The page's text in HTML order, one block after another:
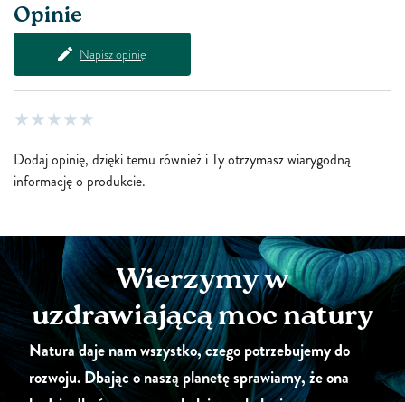
Opinie
Napisz opinię
Dodaj opinię, dzięki temu również i Ty otrzymasz wiarygodną
informację o produkcie.
Wierzymy w
uzdrawiającą moc natury
Natura daje nam wszystko, czego potrzebujemy do
rozwoju. Dbając o naszą planetę sprawiamy, że ona